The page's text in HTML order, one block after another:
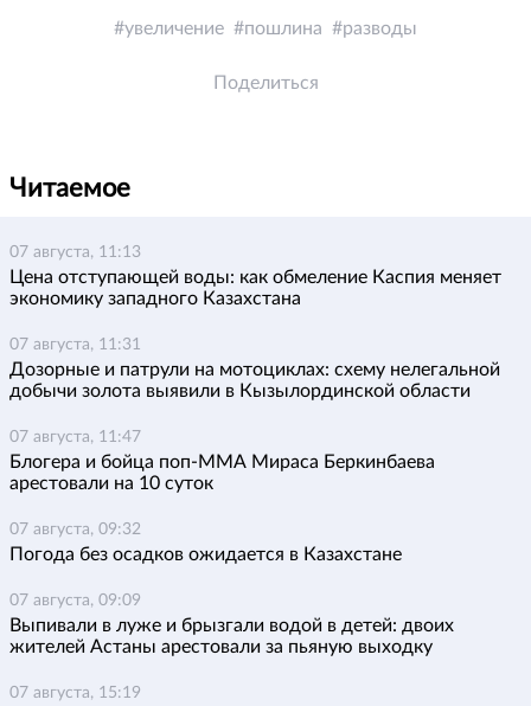
увеличение пошлина разводы
Поделиться
Читаемое
07 августа, 11:13
Цена отступающей воды: как обмеление Каспия меняет
экономику западного Казахстана
07 августа, 11:31
Дозорные и патрули на мотоциклах: схему нелегальной
добычи золота выявили в Кызылординской области
07 августа, 11:47
Блогера и бойца поп-ММА Мираса Беркинбаева
арестовали на 10 суток
07 августа, 09:32
Погода без осадков ожидается в Казахстане
07 августа, 09:09
Выпивали в луже и брызгали водой в детей: двоих
жителей Астаны арестовали за пьяную выходку
07 августа, 15:19